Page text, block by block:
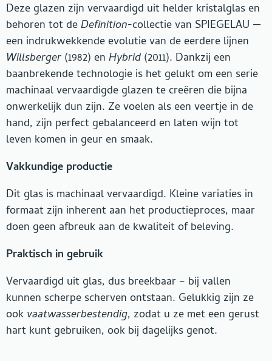
Deze glazen zijn vervaardigd uit helder kristalglas en
behoren tot deDefinition-collectie van SPIEGELAU —
een indrukwekkende evolutie van de eerdere lijnen
Willsberger (1982) en Hybrid (2011). Dankzij een
baanbrekende technologie is het gelukt om een serie
machinaal vervaardigde glazen te creëren die bijna
onwerkelijk dun zijn. Ze voelen als een veertje in de
hand, zijn perfect gebalanceerd en laten wijn tot
leven komen in geur en smaak.
Vakkundige productie
Dit glas is machinaal vervaardigd. Kleine variaties in
formaat zijn inherent aan het productieproces, maar
doen geen afbreuk aan de kwaliteit of beleving.
Praktisch in gebruik
Vervaardigd uit glas, dus breekbaar – bij vallen
kunnen scherpe scherven ontstaan. Gelukkig zijn ze
ook vaatwasserbestendig, zodat u ze met een gerust
hart kunt gebruiken, ook bij dagelijks genot.